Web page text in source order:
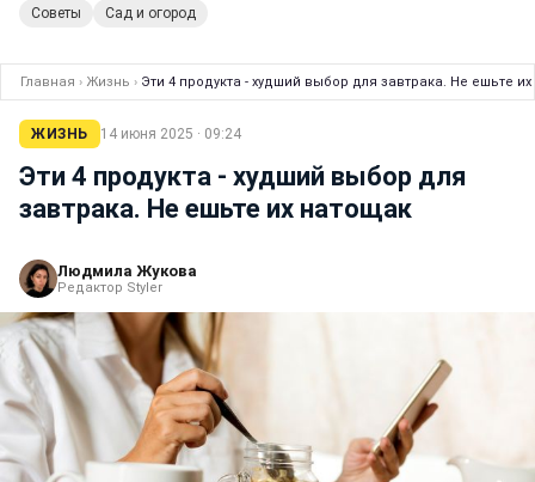
Советы Сад и огород
Главная › Жизнь › Эти 4 продукта - худший выбор для завтрака. Не ешьте
ЖИЗНЬ 14 июня 2025 · 09:24
Эти 4 продукта - худший выбор для
завтрака. Не ешьте их натощак
Людмила Жукова
Редактор Styler